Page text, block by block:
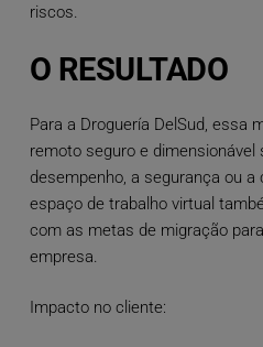
riscos.
O RESULTADO
Para a Droguería DelSud, essa
remoto seguro e
desempenho, a segurança ou
espaço de trabalho virtual
com as metas de migração
empresa.
Impacto no cliente: